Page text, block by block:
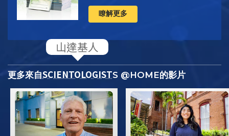
瞭解更多
更多來自SCIENTOLOGISTS @HOME的影片